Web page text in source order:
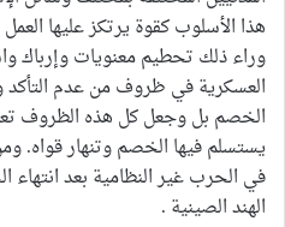
هذا الأسلوب كقوة يرتكز عليها
وراء ذلك تحطيم معنويات وإرباك
العسكرية في ظروف من عدم التأكد
الخصم بل وجعل كل هذه الظروف
يستسلم فيها الخصم وتنهار قواه.
في الحرب غير النظامية بعد انتهاء
الهند الصينية .